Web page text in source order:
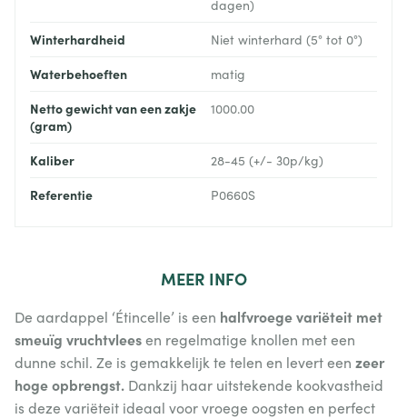
dagen)
Winterhardheid Niet winterhard (5° tot 0°)
Waterbehoeften matig
Netto gewicht van een zakje
(gram)
1000.00
Kaliber 28-45 (+/- 30p/kg)
Referentie P0660S
MEER INFO
De aardappel ‘Étincelle’ is een halfvroege variëteit met
smeuïg vruchtvleesen regelmatige knollen met een
dunne schil. Ze is gemakkelijk te telen en levert een zeer
hoge opbrengst. Dankzij haar uitstekende kookvastheid
is deze variëteit ideaal voor vroege oogsten en perfect